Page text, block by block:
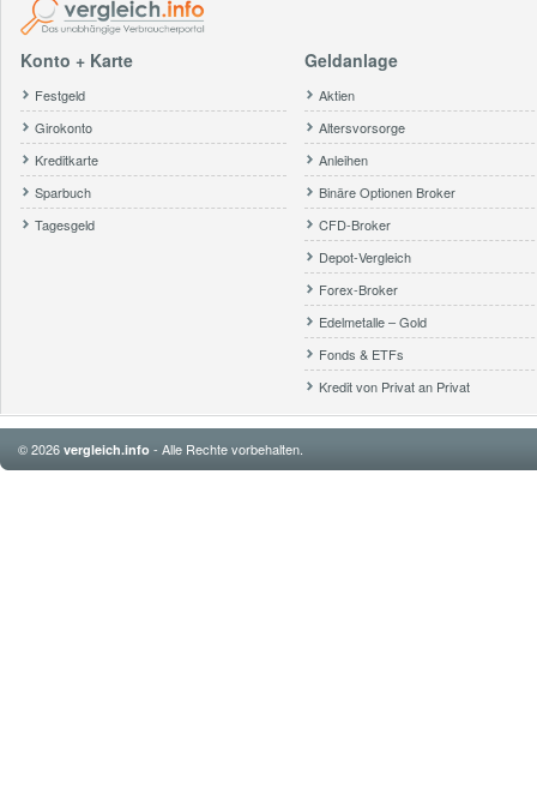
Konto + Karte
Festgeld
Girokonto
Kreditkarte
Sparbuch
Tagesgeld
Geldanlage
Aktien
Altersvorsorge
Anleihen
Binäre Optionen Broker
CFD-Broker
Depot-Vergleich
Forex-Broker
Edelmetalle – Gold
Fonds & ETFs
Kredit von Privat an Privat
© 2026 vergleich.info - Alle Rechte vorbehalten.